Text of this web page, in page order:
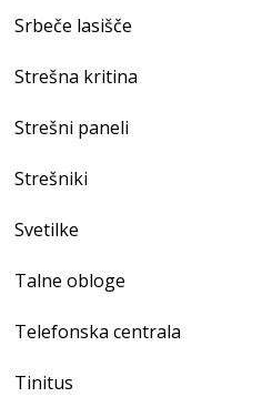
Srbeče lasišče
Strešna kritina
Strešni paneli
Strešniki
Svetilke
Talne obloge
Telefonska centrala
Tinitus